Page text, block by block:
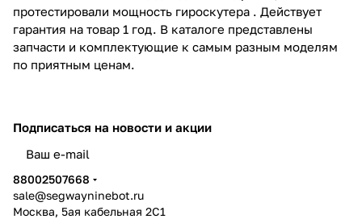
протестировали мощность гироскутера . Действует
гарантия на товар 1 год. В каталоге представлены
запчасти и комплектующие к самым разным моделям
по приятным ценам.
Подписаться на новости и акции
88002507668
sale@segwayninebot.ru
Москва, 5ая кабельная 2С1